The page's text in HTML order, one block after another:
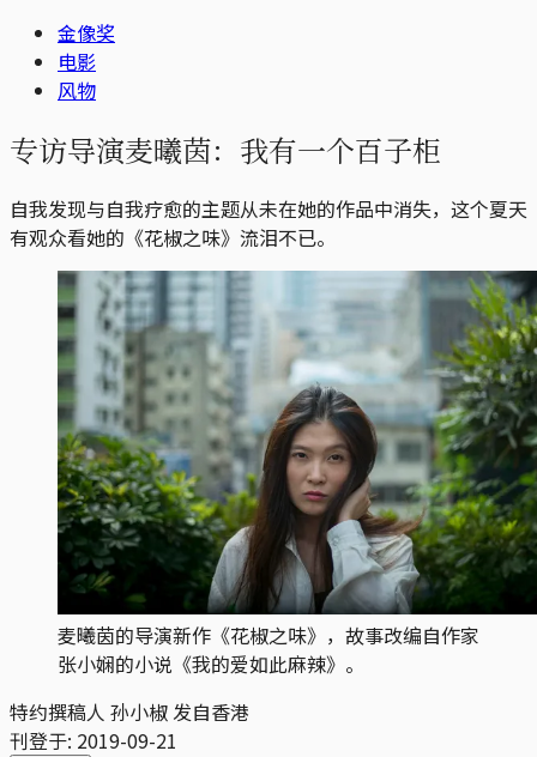
金像奖
电影
风物
专访导演麦曦茵：我有一个百子柜
自我发现与自我疗愈的主题从未在她的作品中消失，这个夏天
有观众看她的《花椒之味》流泪不已。
麦曦茵的导演新作《花椒之味》，故事改编自作家
张小娴的小说《我的爱如此麻辣》。
特约撰稿人 孙小椒 发自香港
刊登于: 2019-09-21